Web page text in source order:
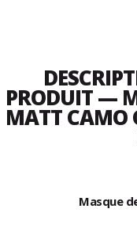
PRODUIT —
MATT CAMO
Masque